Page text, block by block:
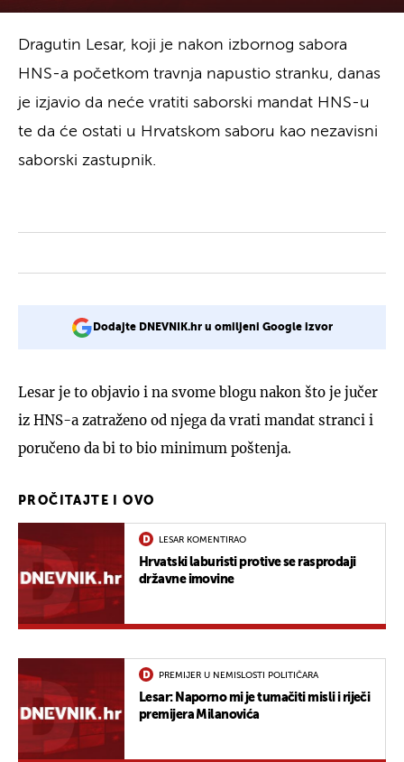
Dragutin Lesar, koji je nakon izbornog sabora
HNS-a početkom travnja napustio stranku, danas
je izjavio da neće vratiti saborski mandat HNS-u
te da će ostati u Hrvatskom saboru kao nezavisni
saborski zastupnik.
Dodajte DNEVNIK.hr u omiljeni Google izvor
Lesar je to objavio i na svome blogu nakon što je jučer
iz HNS-a zatraženo od njega da vrati mandat stranci i
poručeno da bi to bio minimum poštenja.
PROČITAJTE I OVO
LESAR KOMENTIRAO
Hrvatski laburisti protive se rasprodaji
državne imovine
PREMIJER U NEMISLOSTI POLITIČARA
Lesar: Naporno mi je tumačiti misli i riječi
premijera Milanovića